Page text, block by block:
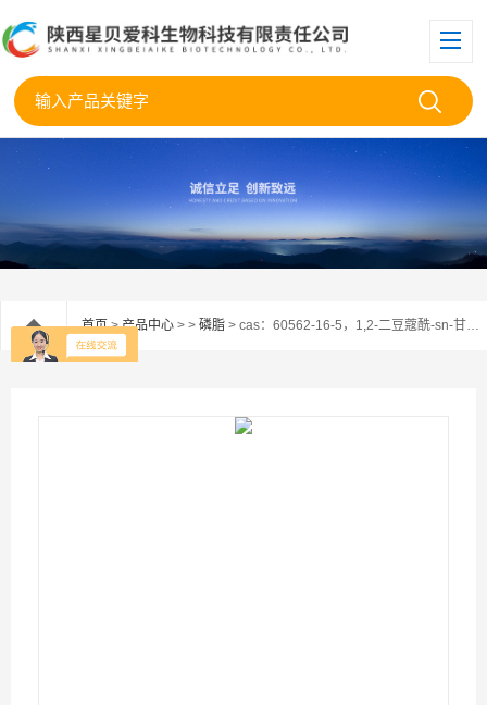
首页>产品中心 > > 磷脂 > cas：60562-16-5，1,2-二豆蔻酰-sn-甘油醇